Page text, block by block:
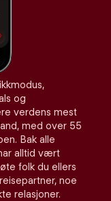
og
verdens mest
med over 55
Bak alle
alltid vært
folk du ellers
noe
relasjoner.